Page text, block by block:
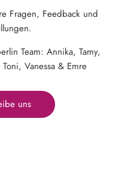
Fragen, Feedback und
Team: Annika, Tamy,
Vanessa & Emre
uns